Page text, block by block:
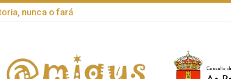
nunca o fará